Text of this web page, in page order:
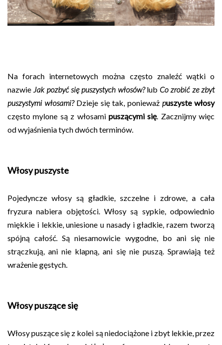
Na forach internetowych można często znaleźć wątki o
nazwieJak pozbyć się puszystych włosów?lub Co zrobić ze zbyt
puszystymi włosami? Dzieje się tak, ponieważpuszyste włosy
często mylone są z włosami puszącymi się. Zacznijmy więc
od wyjaśnienia tych dwóch terminów.
Włosy puszyste
Pojedyncze włosy są gładkie, szczelne i zdrowe, a cała
fryzura nabiera objętości. Włosy są sypkie, odpowiednio
miękkie i lekkie, uniesione u nasady i gładkie, razem tworzą
spójną całość. Są niesamowicie wygodne, bo ani się nie
strączkują, ani nie klapną, ani się nie puszą. Sprawiają też
wrażenie gęstych.
Włosy puszące się
Włosy puszące się z kolei są niedociążone i zbyt lekkie, przez